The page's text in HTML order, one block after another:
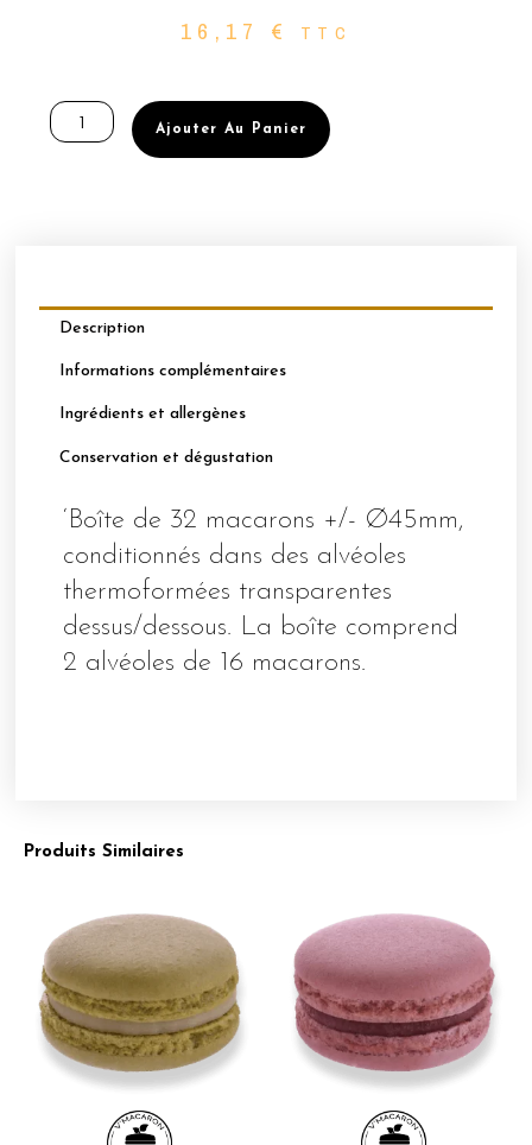
16,17 € TTC
de
BOÎTE
Ajouter Au Panier
Description
Informations complémentaires
Ingrédients et allergènes
Conservation et dégustation
‘Boîte de 32 macarons +/- Ø45mm,
conditionnés dans des alvéoles
thermoformées transparentes
dessus/dessous. La boîte comprend
2 alvéoles de 16 macarons.
Produits Similaires